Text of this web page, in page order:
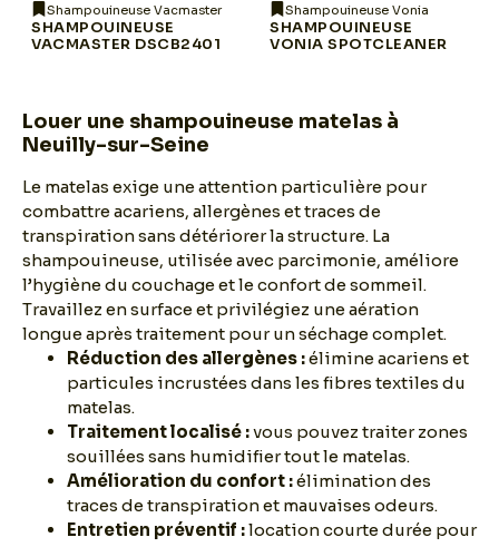
Shampouineuse Vacmaster
SHAMPOUINEUSE
VACMASTER DSCB2401
Shampouineuse Vonia
SHAMPOUINEUSE
VONIA SPOTCLEANER
Louer une shampouineuse matelas à
Neuilly-sur-Seine
Le matelas exige une attention particulière pour
combattre acariens, allergènes et traces de
transpiration sans détériorer la structure. La
shampouineuse, utilisée avec parcimonie, améliore
l’hygiène du couchage et le confort de sommeil.
Travaillez en surface et privilégiez une aération
longue après traitement pour un séchage complet.
Réduction des allergènes :élimine acariens et
particules incrustées dans les fibres textiles du
matelas.
Traitement localisé :vous pouvez traiter zones
souillées sans humidifier tout le matelas.
Amélioration du confort :élimination des
traces de transpiration et mauvaises odeurs.
Entretien préventif :location courte durée pour